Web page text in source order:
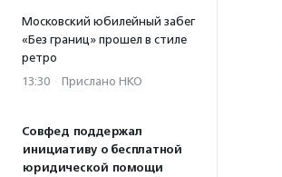
Московский юбилейный забег
«Без границ» прошел в стиле
ретро
13:30 · Прислано НКО
Совфед поддержал
инициативу о бесплатной
юридической помощи